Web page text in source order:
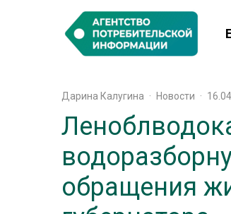
Дарина Калугина · Новости ·
обращения